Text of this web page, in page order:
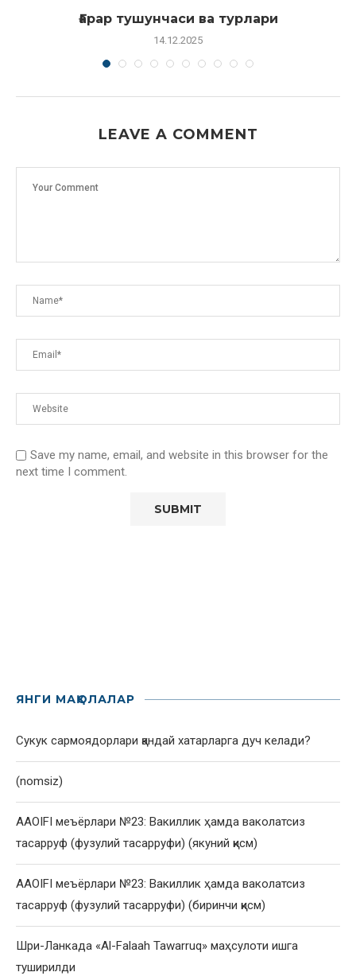
Ғарар тушунчаси ва турлари
14.12.2025
LEAVE A COMMENT
Save my name, email, and website in this browser for the
next time I comment.
ЯНГИ МАҚОЛАЛАР
Сукук сармоядорлари қандай хатарларга дуч келади?
(nomsiz)
AAOIFI меъёрлари №23: Вакиллик ҳамда ваколатсиз
тасарруф (фузулий тасарруфи) (якуний қисм)
AAOIFI меъёрлари №23: Вакиллик ҳамда ваколатсиз
тасарруф (фузулий тасарруфи) (биринчи қисм)
Шри-Ланкада «Al-Falaah Tawarruq» маҳсулоти ишга
туширилди